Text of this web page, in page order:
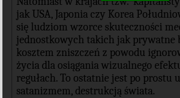
jak USA, Japonia czy Korea
się ludziom wzorce skuteczności
jednostkowych takich jak prywatne
kosztem zniszczeń z powodu
życia dla osiągania wizualnego
regułach. To ostatnie jest po prostu
satanizmem, destrukcją świata.